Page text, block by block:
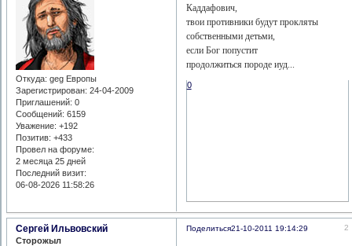
Откуда: geg Европы
Зарегистрирован: 24-04-2009
Приглашений: 0
Сообщений: 6159
Уважение: +192
Позитив: +433
Провел на форуме:
2 месяца 25 дней
Последний визит:
06-08-2026 11:58:26
Каддафович,
твои противники будут прокляты
собственными детьми,
если Бог попустит
продолжиться породе иуд...
0
Поделиться 2
21-10-2011 19:14:29
Сергей Ильвовский
Сторожыл